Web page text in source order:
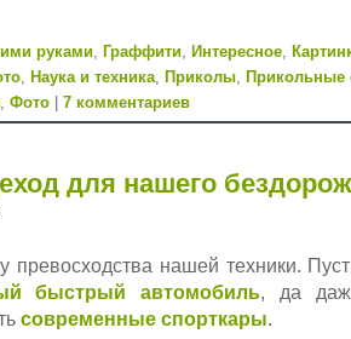
руками, Граффити, Интересное,
, Наука и техника, Приколы, Прикольные
, Фото 7 комментариев
для нашего
нашей техники.
быстрый автомобиль, да
современные спорткары.